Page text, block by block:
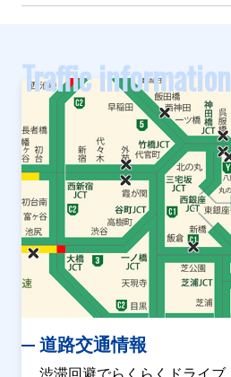
Traffic information
道路交通情報
渋滞回避でらくらくドライブ